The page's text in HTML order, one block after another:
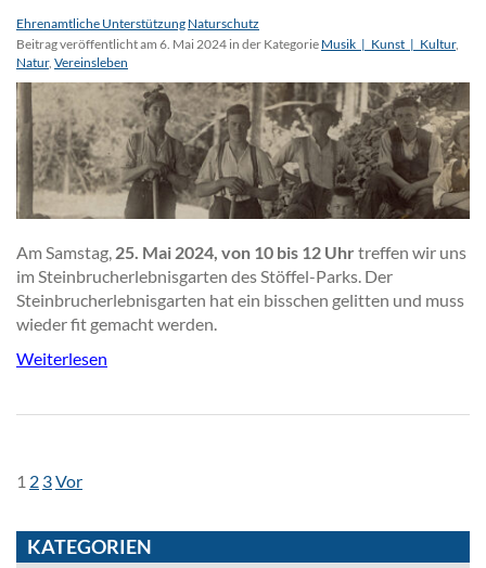
Ehrenamtliche Unterstützung Naturschutz
Beitrag veröffentlicht am 6. Mai 2024 in der Kategorie Musik_|_Kunst_|_Kultur,
Natur, Vereinsleben
Am Samstag, 25. Mai 2024, von 10 bis 12 Uhrtreffen wir uns
im Steinbrucherlebnisgarten des Stöffel-Parks. Der
Steinbrucherlebnisgarten hat ein bisschen gelitten und muss
wieder fit gemacht werden.
Weiterlesen
SEITENNAVIGATION
Seite
1 Seite
2 Seite
3Vor
KATEGORIEN